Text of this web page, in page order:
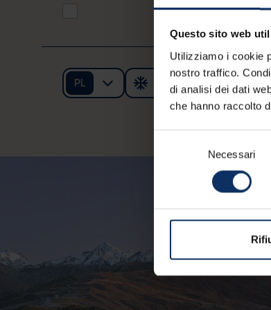
Questo sito web
Utilizziamo i cookie
nostro traffico.
di analisi dei dati
che hanno raccolto
Necessari
PL